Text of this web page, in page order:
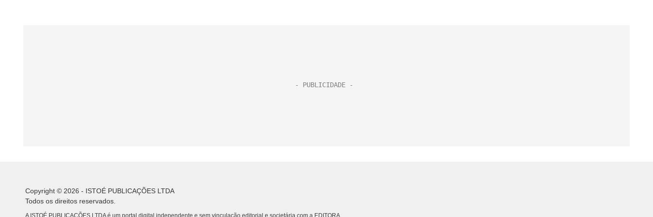
Copyright © 2026 - ISTOÉ PUBLICAÇÕES LTDA
Todos os direitos reservados.
A ISTOÉ PUBLICAÇÕES LTDA é um portal digital independente e sem vinculação editorial e societária com a EDITORA